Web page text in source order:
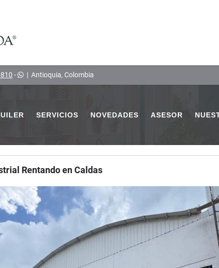
- | Antioquia, Colombia
SERVICIOS NOVEDADES ASESOR
Rentando en Caldas